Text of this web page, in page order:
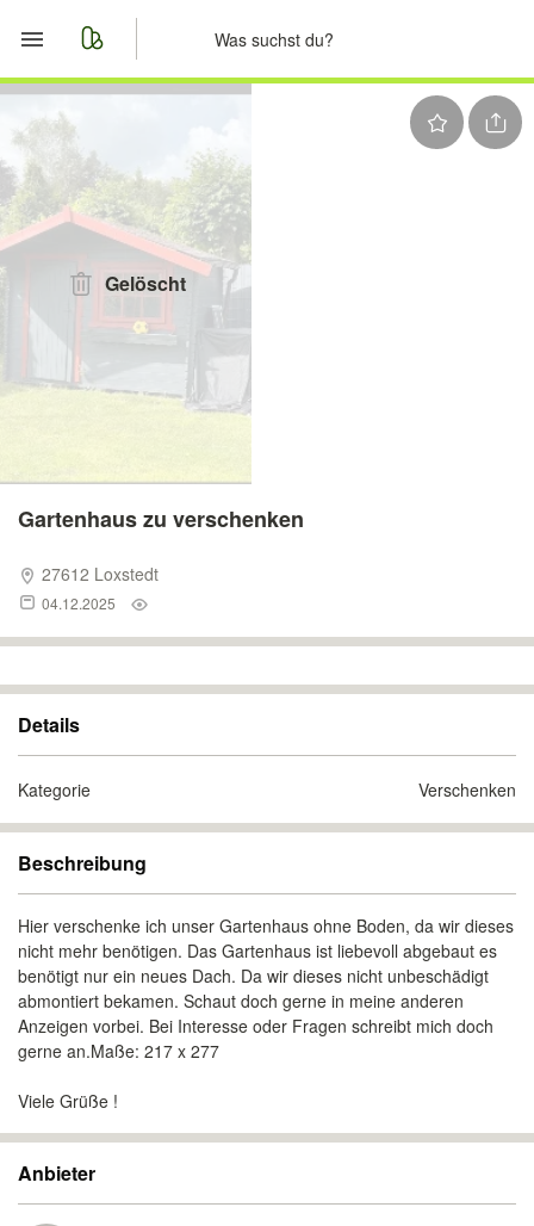
Merkliste
Nachrichten
Anzeige aufgeben
Gelöscht
Gartenhaus zu verschenken
27612 Loxstedt
04.12.2025
Details
Kategorie Verschenken
Beschreibung
Hier verschenke ich unser Gartenhaus ohne Boden, da wir dieses
nicht mehr benötigen. Das Gartenhaus ist liebevoll abgebaut es
benötigt nur ein neues Dach. Da wir dieses nicht unbeschädigt
abmontiert bekamen. Schaut doch gerne in meine anderen
Anzeigen vorbei. Bei Interesse oder Fragen schreibt mich doch
gerne an.Maße: 217 x 277
Viele Grüße !
Anbieter